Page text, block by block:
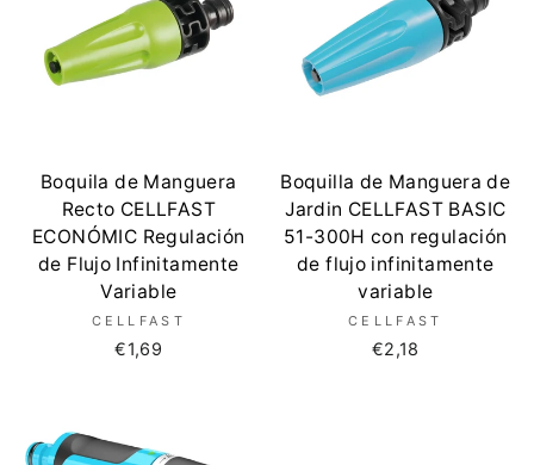
Boquila de Manguera
Recto CELLFAST
ECONÓMIC Regulación
de Flujo Infinitamente
Variable
CELLFAST
€1,69
Boquilla de Manguera de
Jardin CELLFAST BASIC
51-300H con regulación
de flujo infinitamente
variable
CELLFAST
€2,18